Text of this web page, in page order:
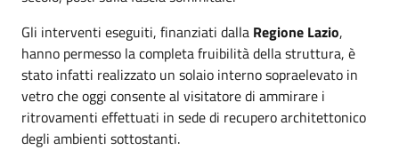
Gli interventi eseguiti, finanziati dalla Regione Lazio,
hanno permesso la completa fruibilità della struttura, è
stato infatti realizzato un solaio interno sopraelevato in
vetro che oggi consente al visitatore di ammirare i
ritrovamenti effettuati in sede di recupero architettonico
degli ambienti sottostanti.